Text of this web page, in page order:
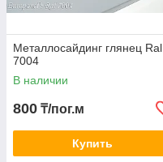
Металлосайдинг глянец Ral
7004
В наличии
800 ₸/пог.м
Купить